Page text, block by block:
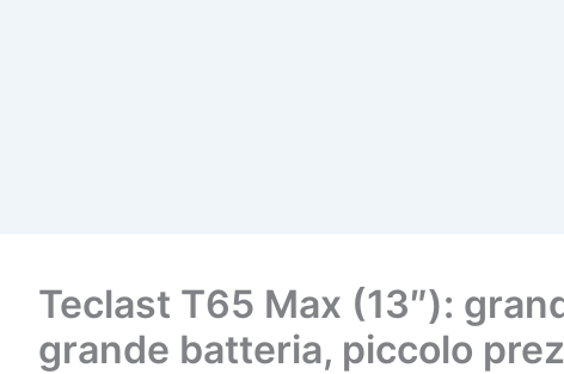
Teclast T65 Max (13″):
grande batteria, piccolo